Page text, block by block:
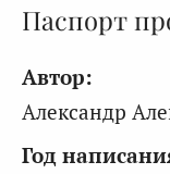
Паспорт
Автор:
Александр
Год